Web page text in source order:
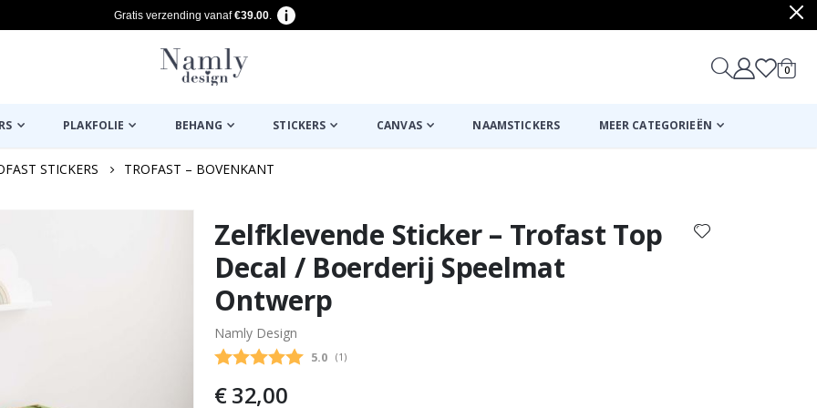
Gratis verzending vanaf€39.00.
0
PLAKFOLIE BEHANG STICKERS CANVAS NAAMSTICKERS MEER CATEGORIEËN
STICKERS TROFAST – BOVENKANT
✔
maat / Stripes burgundy – cream
Zelfklevende Sticker – Trofast Top
Decal / Boerderij Speelmat
Ontwerp
Namly Design
Gemiddelde beoordeling:
5.0 (aantal stemmen:
1 )
€ 32,00